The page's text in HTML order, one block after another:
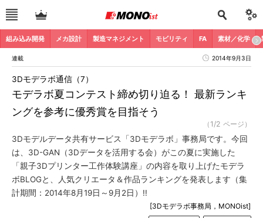
組み込み開発 メカ設計 製造マネジメント モビリティ FA 素材／化学
連載 2014年9月3日
モデラボ夏コンテスト締め切り迫る！ 最新ランキ
ングを参考に優秀賞を目指そう
3Dモデラボ通信（7）
（1/2 ページ）
3Dモデルデータ共有サービス「3Dモデラボ」事務局です。今回
は、3D-GAN（3Dデータを活用する会）がこの夏に実施した
「親子3Dプリンター工作体験講座」の内容を取り上げたモデラ
ボBLOGと、人気クリエータ＆作品ランキングを発表します（集
計期間：2014年8月19日～9月2日）!!
[3Dモデラボ事務局，MONOist]